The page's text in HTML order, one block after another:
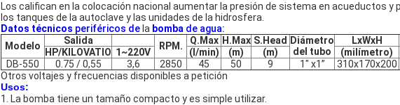
Los califican en la colocación nacional aumentar la presión de sistema en acueductos
los tanques de la autoclave y las unidades de la hidrosfera.
Datos técnicos periféricos de la bomba de agua:
Modelo
Salida RPM. Q.Max H.Max S.Head
Diámetro
del tubo
LxWxH
HP/KILOVATIO 1~220V (l/min) (m) (m) (milímetro)
DB-550
0.75 / 0,55 3,6 2850 45 50 9 1" x1” 310x170x200
Otros voltajes y frecuencias disponibles a petición
Usos:
1. La bomba tiene un tamaño compacto y es simple utilizar.